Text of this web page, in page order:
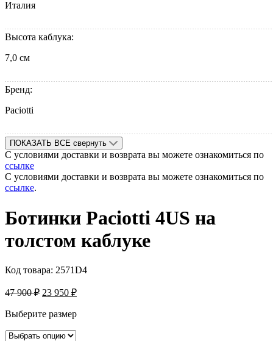
Италия
Высота каблука:
7,0 см
Бренд:
Paciotti
ПОКАЗАТЬ ВСЕ свернуть
С условиями доставки и возврата вы можете ознакомиться по
ссылке
С условиями доставки и возврата вы можете ознакомиться по
ссылке.
Ботинки Paciotti 4US на
толстом каблуке
Код товара: 2571D4
47 900₽ 23 950 ₽
Выберите размер